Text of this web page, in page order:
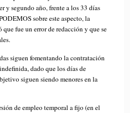
y segundo año, frente a los 33 días
sobre este aspecto, la
fue un error de redacción y que se
siguen fomentando la contratación
dado que los días de
siguen siendo menores en la
de empleo temporal a fijo (en el